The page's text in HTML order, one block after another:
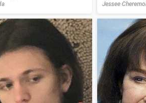
Jessee